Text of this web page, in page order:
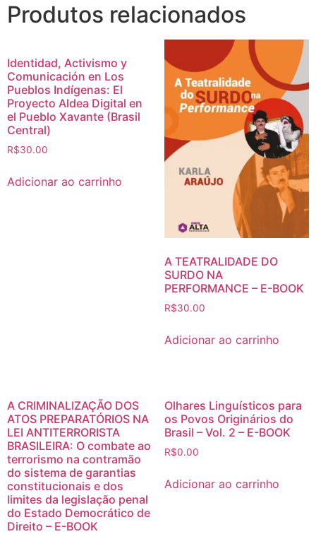
Produtos relacionados
Identidad, Activismo y
Comunicación en Los
Pueblos Indígenas: El
Proyecto Aldea Digital en
el Pueblo Xavante (Brasil
Central)
R$30.00
Adicionar ao carrinho
A TEATRALIDADE DO
SURDO NA
PERFORMANCE – E-BOOK
R$30.00
Adicionar ao carrinho
A CRIMINALIZAÇÃO DOS
ATOS PREPARATÓRIOS NA
LEI ANTITERRORISTA
BRASILEIRA: O combate ao
terrorismo na contramão
do sistema de garantias
constitucionais e dos
limites da legislação penal
do Estado Democrático de
Direito – E-BOOK
Olhares Linguísticos para
os Povos Originários do
Brasil – Vol. 2 – E-BOOK
R$0.00
Adicionar ao carrinho